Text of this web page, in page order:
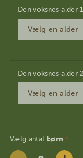
Den voksnes alder
Den voksnes alder
Vælg antal børn *